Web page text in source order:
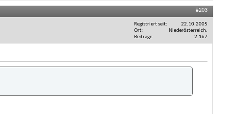
#203
Registriert seit
22.10.2005
Ort
Niederösterreich.
Beiträge
2.167